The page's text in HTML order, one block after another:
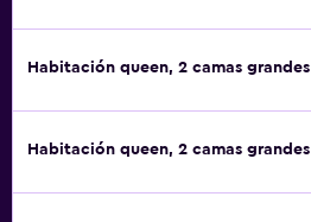
Habitación queen, 2 camas grandes
Habitación queen, 2 camas grandes